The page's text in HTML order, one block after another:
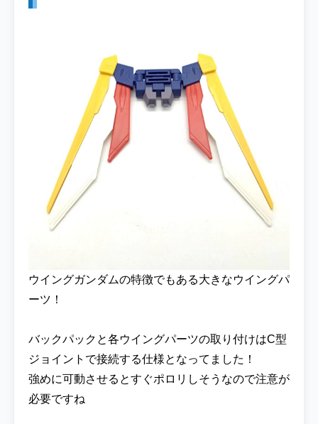
ウイングガンダムの特徴でもある大きなウイングパ
ーツ！
バックパックと各ウイングパーツの取り付けはC型
ジョイントで接続する仕様となってました！
強めに可動させるとすぐポロリしそうなので注意が
必要ですね